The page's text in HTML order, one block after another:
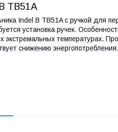
TB51A
Indel B TB51A с ручкой для
установка ручек.
экстремальных температурах.
снижению энергопотребления.